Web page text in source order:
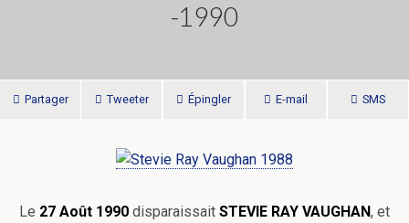
-1990
Partager Tweeter Épingler E-mail SMS
Le 27 Août 1990 disparaissait STEVIE RAY VAUGHAN, et